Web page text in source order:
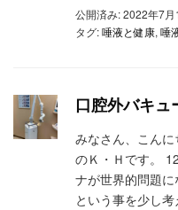
公開済み: 2022年7月
タグ:唾液と健康, 唾
口腔外バキュ
みなさん、こん
のＫ・Ｈです。
ナが世界的問題
という事を少し